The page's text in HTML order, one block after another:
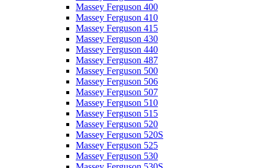
Massey Ferguson 400
Massey Ferguson 410
Massey Ferguson 415
Massey Ferguson 430
Massey Ferguson 440
Massey Ferguson 487
Massey Ferguson 500
Massey Ferguson 506
Massey Ferguson 507
Massey Ferguson 510
Massey Ferguson 515
Massey Ferguson 520
Massey Ferguson 520S
Massey Ferguson 525
Massey Ferguson 530